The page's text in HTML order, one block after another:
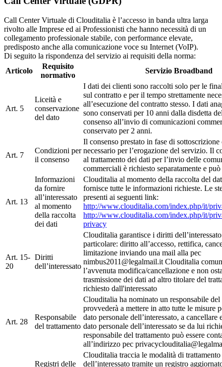
Call Center Virtuale di Clouditalia è l’accesso in banda ultra larga
rivolto alle Imprese ed ai Professionisti che hanno necessità di un
collegamento professionale stabile, con performance elevate,
predisposto anche alla comunicazione voce su Internet (VoIP).
Di seguito la rispondenza del servizio ai requisiti della norma:
Articolo
Requisito
normativo
Servizio Broadband
Art. 5
Liceità e
conservazione
del dato
I dati dei clienti sono raccolti solo per le
sul contratto e per il tempo strettamente
all’esecuzione del contratto stesso. I dati
sono conservati per 10 anni dalla disdetta
consenso all’invio di comunicazioni
conservato per 2 anni.
Art. 7
Condizioni per
il consenso
Il consenso prestato in fase di sottoscrizione
necessario per l’erogazione del servizio. Il
al trattamento dei dati per l’invio delle
commerciali è richiesto separatamente e
Art. 13
Informazioni
da fornire
all’interessato
al momento
della raccolta
dei dati
Clouditalia al momento della raccolta del
fornisce tutte le informazioni richieste. Le
presenti ai seguenti link:
http://www.clouditalia.com/index.php/it/
http://www.clouditalia.com/index.php/it/
privacy
Art. 15-
20
Diritti
dell’interessato
Clouditalia garantisce i diritti
particolare: diritto all’accesso, rettifica,
limitazione inviando una mail alla pec
nimbus2011@legalmail.it Clouditalia
l’avvenuta modifica/cancellazione e non
trasmissione dei dati ad altro titolare del
richiesto dall'interessato
Art. 28
Responsabile
del trattamento
Clouditalia ha nominato un responsabile del
provvederà a mettere in atto tutte le misure
dato personale dell’interessato, a
dato personale dell’interessato se da lui
responsabile del trattamento può essere
all’indirizzo pec
Registri delle
Clouditalia traccia le modalità di
dell’interessato tramite un registro